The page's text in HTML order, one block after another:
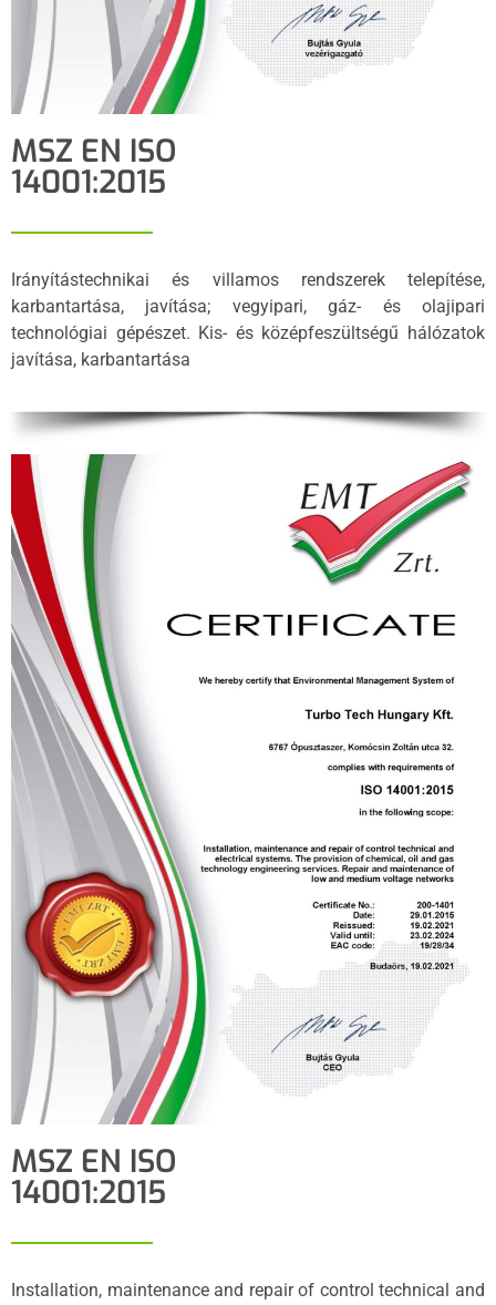
MSZ EN ISO
14001:2015
Irányítástechnikai és villamos rendszerek telepítése,
karbantartása, javítása; vegyipari, gáz- és olajipari
technológiai gépészet. Kis- és középfeszültségű hálózatok
javítása, karbantartása
MSZ EN ISO
14001:2015
Installation, maintenance and repair of control technical and